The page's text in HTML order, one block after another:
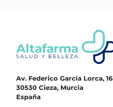
Av. Federico García Lorca, 16
30530 Cieza, Murcia
España